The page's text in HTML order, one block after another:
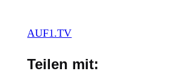
AUF1.TV
Teilen mit: